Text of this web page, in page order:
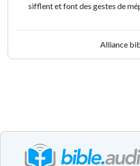
sifflent et font des gestes de
Alliance